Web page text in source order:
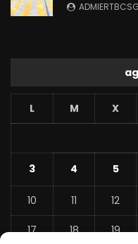
L M X
3 4 5
10 11 12
17 18 19